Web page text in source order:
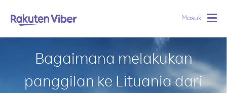
Masuk
Bagaimana melakukan
panggilan ke Lituania dari